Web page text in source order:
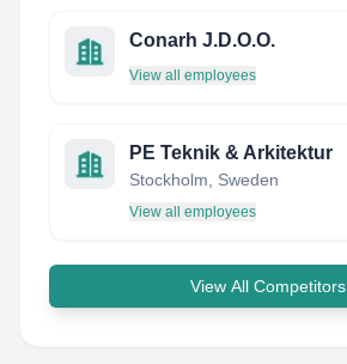
Conarh J.D.O.O.
View all employees
PE Teknik & Arkitektur
Stockholm, Sweden
View all employees
View All Competitors